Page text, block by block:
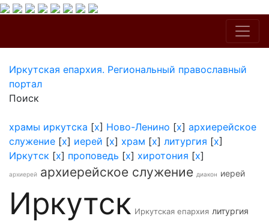
Иркутская епархия. Региональный православный
портал
Поиск
храмы иркутска [x] Ново-Ленино [x] архиерейское
служение [x] иерей [x] храм [x] литургия [x]
Иркутск [x] проповедь [x] хиротония [x]
архиерей архиерейское служение диакон иерей
Иркутск Иркутская епархия литургия